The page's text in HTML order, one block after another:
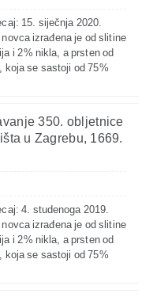
15. siječnja 2020.
izrađena je od slitine
i 2% nikla, a prsten od
koja se sastoji od 75%
350. obljetnice
u Zagrebu, 1669.
4. studenoga 2019.
izrađena je od slitine
i 2% nikla, a prsten od
koja se sastoji od 75%